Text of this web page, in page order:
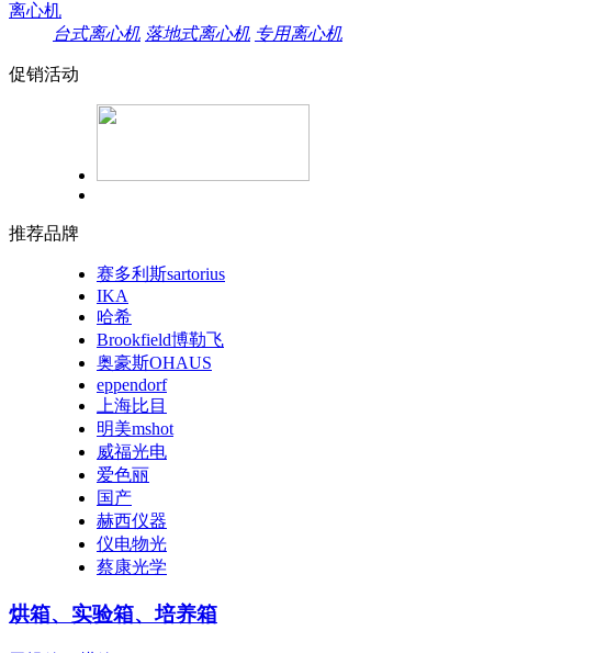
离心机
台式离心机 落地式离心机 专用离心机
促销活动
推荐品牌
赛多利斯sartorius
IKA
哈希
Brookfield博勒飞
奥豪斯OHAUS
eppendorf
上海比目
明美mshot
威福光电
爱色丽
国产
赫西仪器
仪电物光
蔡康光学
烘箱、实验箱、培养箱